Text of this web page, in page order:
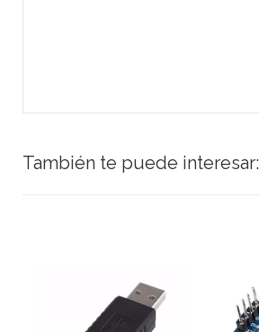
También te puede interesar: